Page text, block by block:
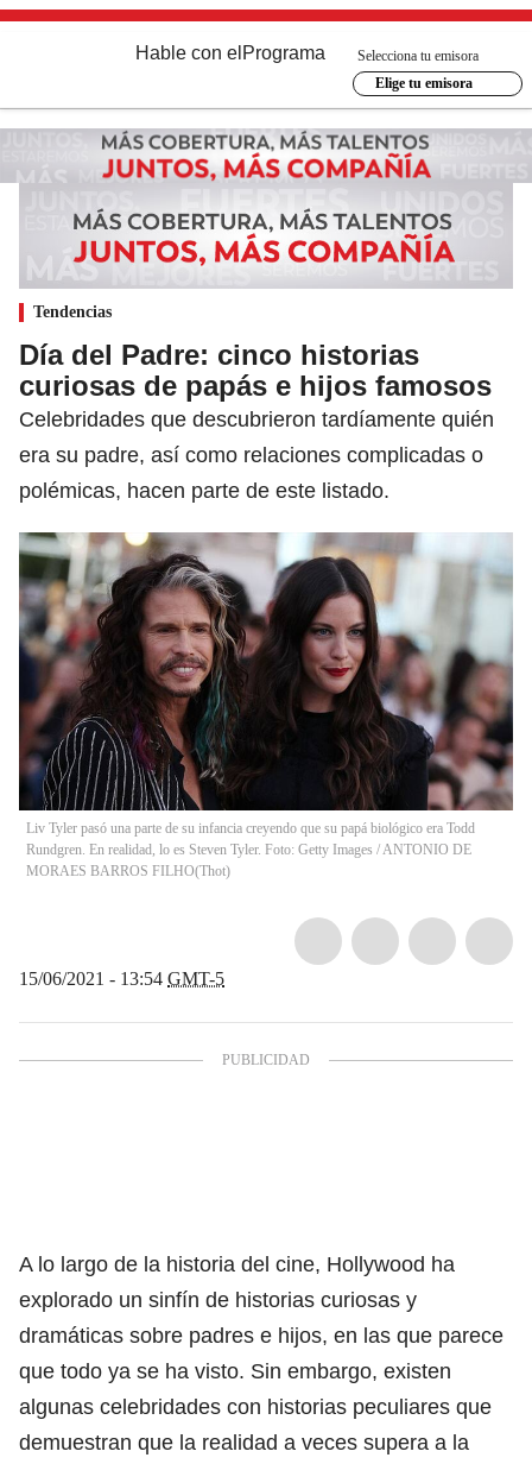
Hable con el Programa
Selecciona tu emisora
Elige tu emisora
Tendencias
Día del Padre: cinco historias
curiosas de papás e hijos famosos
Celebridades que descubrieron tardíamente quién
era su padre, así como relaciones complicadas o
polémicas, hacen parte de este listado.
Liv Tyler pasó una parte de su infancia creyendo que su papá biológico era Todd
Rundgren. En realidad, lo es Steven Tyler. Foto: Getty Images / ANTONIO DE
MORAES BARROS FILHO(Thot)
15/06/2021 - 13:54 GMT-5
A lo largo de la historia del cine, Hollywood ha
explorado un sinfín de historias curiosas y
dramáticas sobre padres e hijos, en las que parece
que todo ya se ha visto. Sin embargo, existen
algunas celebridades con historias peculiares que
demuestran que la realidad a veces supera a la